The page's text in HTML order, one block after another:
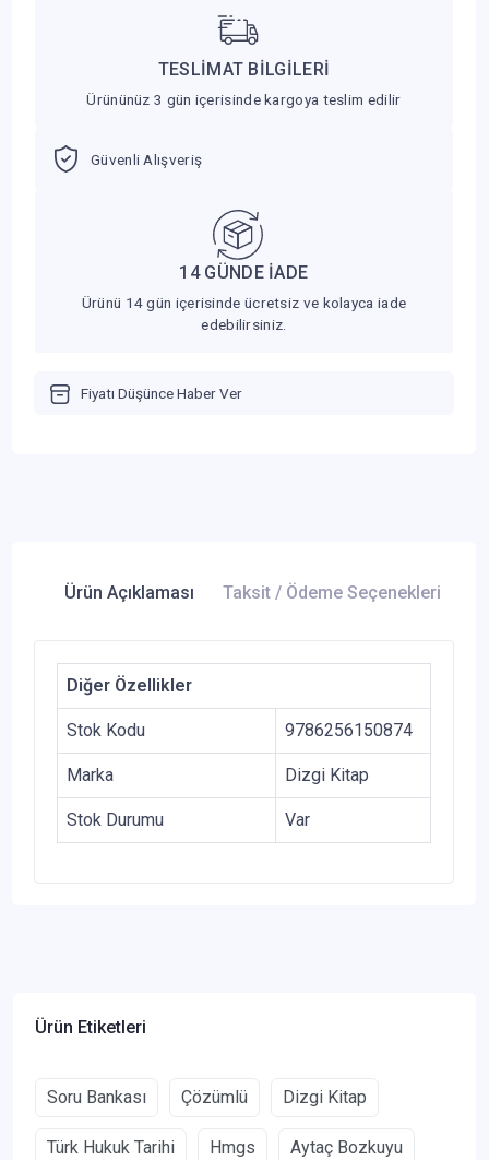
TESLİMAT BİLGİLERİ
Ürününüz 3 gün içerisinde kargoya teslim edilir
Güvenli Alışveriş
14 GÜNDE İADE
Ürünü 14 gün içerisinde ücretsiz ve kolayca iade
edebilirsiniz.
Fiyatı Düşünce Haber Ver
Ürün Açıklaması Taksit / Ödeme Seçenekleri
Diğer Özellikler
Stok Kodu 9786256150874
Marka Dizgi Kitap
Stok Durumu Var
Ürün Etiketleri
Soru Bankası Çözümlü Dizgi Kitap
Türk Hukuk Tarihi Hmgs Aytaç Bozkuyu